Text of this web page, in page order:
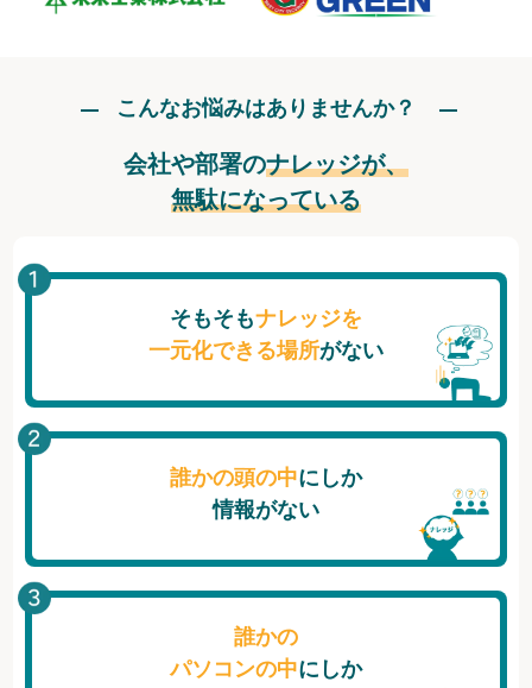
こんなお悩みはありませんか？
会社や部署のナレッジが、
無駄になっている
そもそもナレッジを
一元化できる場所がない
誰かの頭の中にしか
情報がない
誰かの
パソコンの中にしか